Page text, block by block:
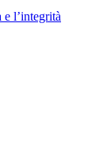
e l’integrità